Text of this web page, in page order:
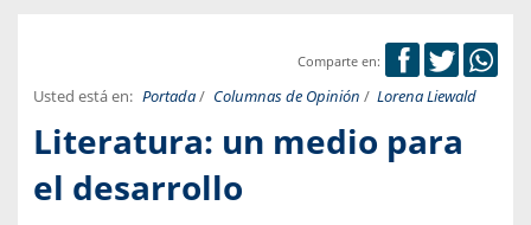
Comparte en:
Usted está en: Portada/ Columnas de Opinión / Lorena Liewald
Literatura: un medio para
el desarrollo